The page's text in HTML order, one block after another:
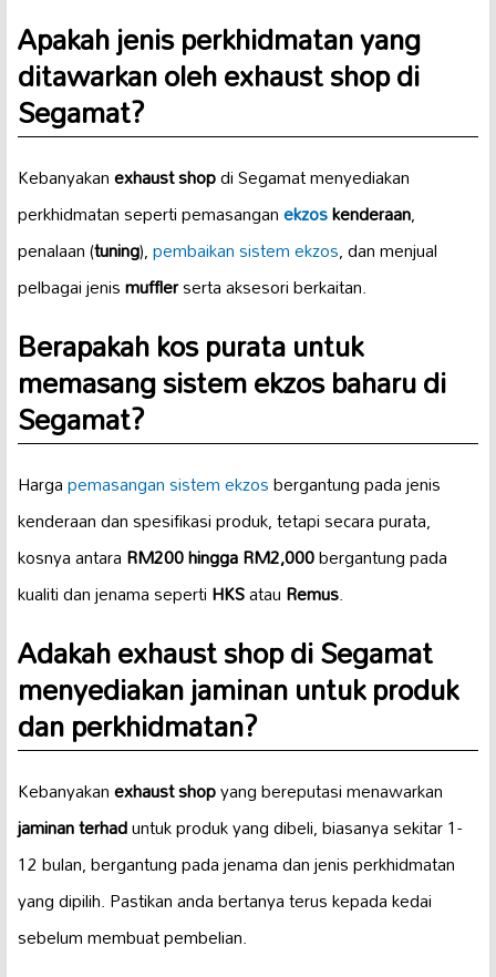
Apakah jenis perkhidmatan yang
ditawarkan oleh exhaust shop di
Segamat?
Kebanyakanexhaust shopdi Segamat menyediakan
perkhidmatan seperti pemasanganekzoskenderaan,
penalaan (tuning),pembaikan sistem ekzos, dan menjual
pelbagai jenismufflerserta aksesori berkaitan.
Berapakah kos purata untuk
memasang sistem ekzos baharu di
Segamat?
Hargapemasangan sistem ekzosbergantung pada jenis
kenderaan dan spesifikasi produk, tetapi secara purata,
kosnya antaraRM200 hingga RM2,000bergantung pada
kualiti dan jenama sepertiHKSatauRemus.
Adakah exhaust shop di Segamat
menyediakan jaminan untuk produk
dan perkhidmatan?
Kebanyakanexhaust shopyang bereputasi menawarkan
jaminan terhaduntuk produk yang dibeli, biasanya sekitar 1-
12 bulan, bergantung pada jenama dan jenis perkhidmatan
yang dipilih. Pastikan anda bertanya terus kepada kedai
sebelum membuat pembelian.